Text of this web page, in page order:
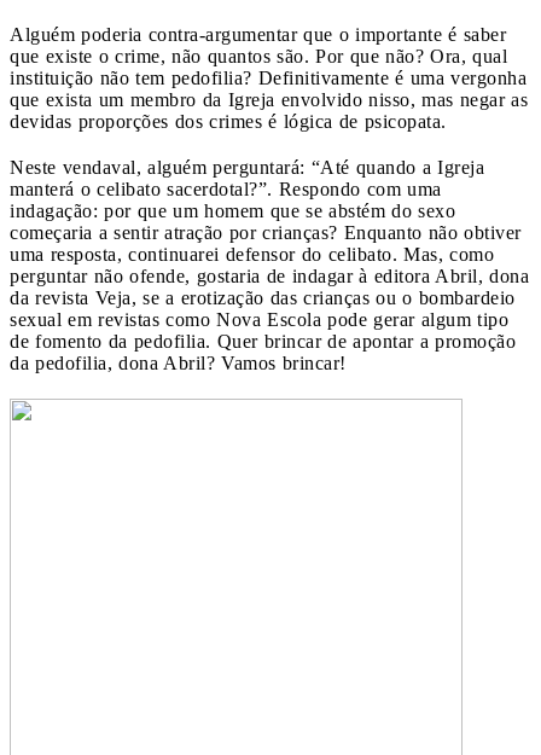
Alguém poderia contra-argumentar que o importante é saber
que existe o crime, não quantos são. Por que não? Ora, qual
instituição não tem pedofilia? Definitivamente é uma vergonha
que exista um membro da Igreja envolvido nisso, mas negar as
devidas proporções dos crimes é lógica de psicopata.
Neste vendaval, alguém perguntará: “Até quando a Igreja
manterá o celibato sacerdotal?”. Respondo com uma
indagação: por que um homem que se abstém do sexo
começaria a sentir atração por crianças? Enquanto não obtiver
uma resposta, continuarei defensor do celibato. Mas, como
perguntar não ofende, gostaria de indagar à editora Abril, dona
da revista Veja, se a erotização das crianças ou o bombardeio
sexual em revistas como Nova Escola pode gerar algum tipo
de fomento da pedofilia. Quer brincar de apontar a promoção
da pedofilia, dona Abril? Vamos brincar!